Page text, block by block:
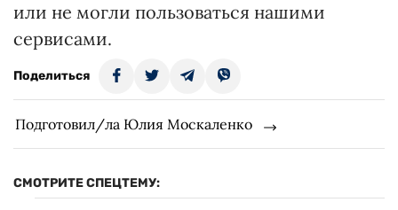
или не могли пользоваться нашими
сервисами.
Поделиться
Подготовил/ла Юлия Москаленко
СМОТРИТЕ СПЕЦТЕМУ: